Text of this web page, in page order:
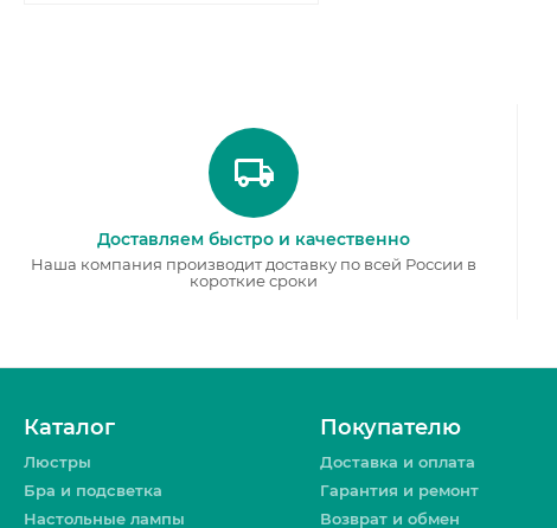
Доставляем быстро и качественно
Наша компания производит доставку по всей России в
короткие сроки
Каталог
Люстры
Бра и подсветка
Настольные лампы
Покупателю
Доставка и оплата
Гарантия и ремонт
Возврат и обмен